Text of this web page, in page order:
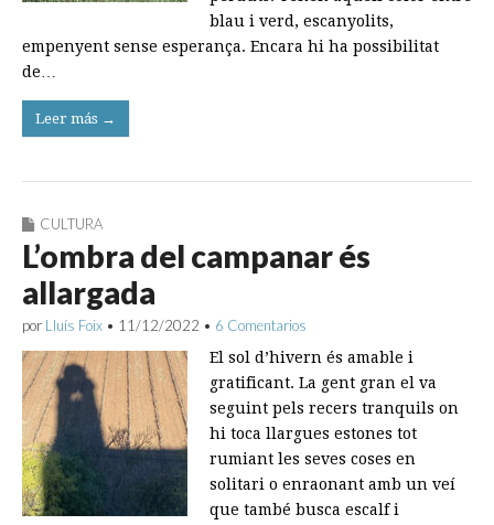
blau i verd, escanyolits,
empenyent sense esperança. Encara hi ha possibilitat
de…
Leer más →
CULTURA
L’ombra del campanar és
allargada
por Lluís Foix • 11/12/2022 • 6 Comentarios
El sol d’hivern és amable i
gratificant. La gent gran el va
seguint pels recers tranquils on
hi toca llargues estones tot
rumiant les seves coses en
solitari o enraonant amb un veí
que també busca escalf i